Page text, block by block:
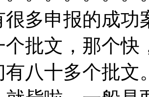
很多申报的成功
个批文，那个
有八十多个批文